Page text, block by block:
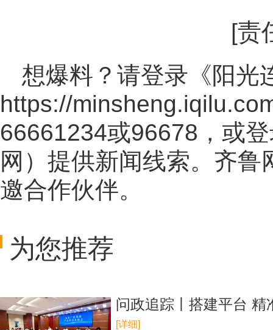
[责
想爆料？请登录《阳光
https://
66661234或96678，或
网 ）提供新闻线索。齐鲁
邀合作伙伴。
为您推荐
问政追踪丨搭建平台
[详细]